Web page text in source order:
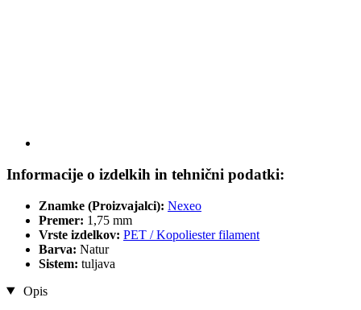
Informacije o izdelkih in tehnični podatki:
Znamke (Proizvajalci): Nexeo
Premer: 1,75 mm
Vrste izdelkov: PET / Kopoliester filament
Barva: Natur
Sistem: tuljava
Opis